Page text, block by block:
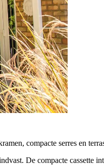
compacte serres en
De compacte cassette